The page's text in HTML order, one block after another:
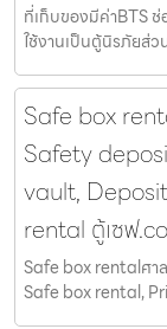
ที่เก็บของมีค่าBTS ช่
ใช้งานเป็นตู้นิรภัยส่ว
Safe box
Safety
vault,
rental ตู้เซฟ
Safe box rentalศา
Safe box rental,